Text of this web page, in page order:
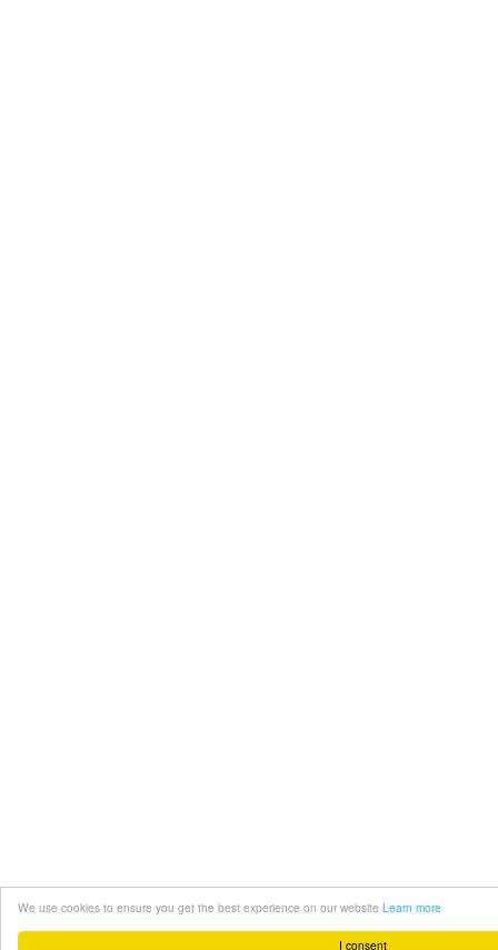
I consent
We use cookies to ensure you get the best experience on our website Learn more